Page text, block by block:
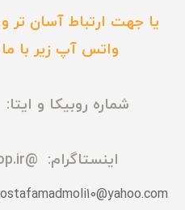
یا جهت ارتباط آسان تر
واتس آپ زیر با ما
شماره روبیکا و ایتا:
اینستاگرام: @madmolibookshop.ir